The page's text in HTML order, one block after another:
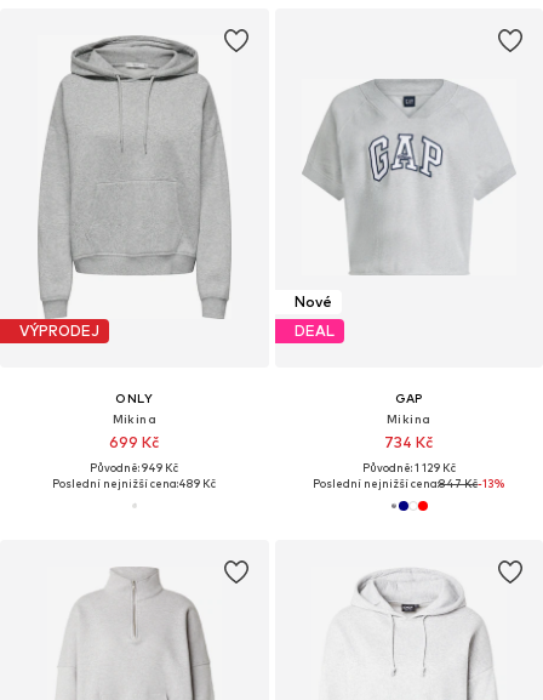
VÝPRODEJ
ONLY
Mikina
699 Kč
Původně: 949 Kč
Poslední nejnižší cena:489 Kč
Nové
DEAL
GAP
Mikina
734 Kč
Původně: 1 129 Kč
Poslední nejnižší cena:847 Kč-13%